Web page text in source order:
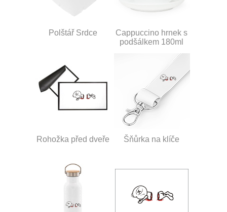
Polštář Srdce
Cappuccino hrnek s
podšálkem 180ml
Rohožka před dveře Šňůrka na klíče